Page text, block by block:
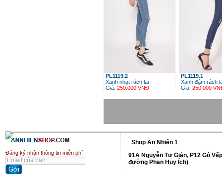
PL1119.2
Xanh nhạt rách lai
Giá: 250.000 VNĐ
PL1119.1
Xanh đậm rách
Giá: 250.000
Đăng ký nhận thông tin miễn phí
Shop An Nhiên 1
91A Nguyễn Tư Giản, P12 Gò
đường Phan Huy Ích)